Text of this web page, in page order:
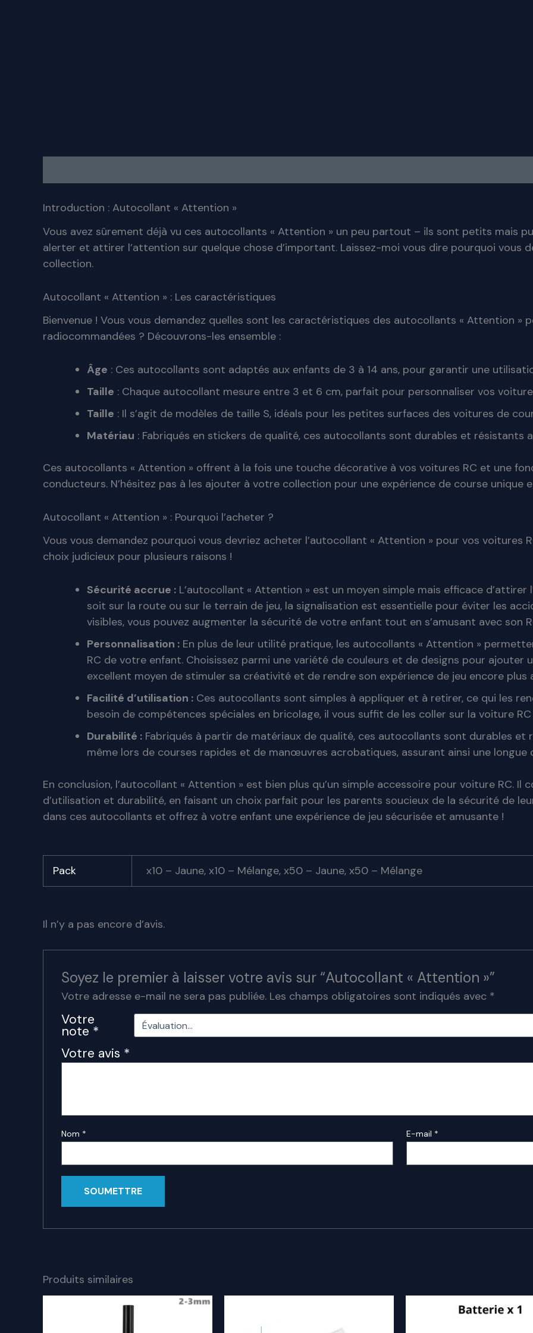
Introduction : Autocollant « Attention »
Vous avez sûrement déjà vu ces autocollants « Attention » un peu partout – ils sont petits mais
alerter et attirer l’attention sur quelque chose d’important. Laissez-moi vous dire pourquoi vous
collection.
Autocollant « Attention » : Les caractéristiques
Bienvenue ! Vous vous demandez quelles sont les caractéristiques des autocollants « Attention »
radiocommandées ? Découvrons-les ensemble :
Âge : Ces autocollants sont adaptés aux enfants de 3 à 14 ans, pour garantir une
Taille : Chaque autocollant mesure entre 3 et 6 cm, parfait pour personnaliser vos
Taille : Il s’agit de modèles de taille S, idéals pour les petites surfaces des voitures de
Matériau : Fabriqués en stickers de qualité, ces autocollants sont durables et résistants
Ces autocollants « Attention » offrent à la fois une touche décorative à vos voitures RC et une
conducteurs. N’hésitez pas à les ajouter à votre collection pour une expérience de course unique
Autocollant « Attention » : Pourquoi l’acheter ?
Vous vous demandez pourquoi vous devriez acheter l’autocollant « Attention » pour vos voitures
choix judicieux pour plusieurs raisons !
Sécurité accrue : L’autocollant « Attention » est un moyen simple mais efficace
soit sur la route ou sur le terrain de jeu, la signalisation est essentielle pour éviter les
visibles, vous pouvez augmenter la sécurité de votre enfant tout en s’amusant avec son
Personnalisation : En plus de leur utilité pratique, les autocollants « Attention »
RC de votre enfant. Choisissez parmi une variété de couleurs et de designs pour ajouter
excellent moyen de stimuler sa créativité et de rendre son expérience de jeu encore plus
Facilité d’utilisation : Ces autocollants sont simples à appliquer et à retirer, ce qui les
besoin de compétences spéciales en bricolage, il vous suffit de les coller sur la voiture
Durabilité : Fabriqués à partir de matériaux de qualité, ces autocollants sont durables et
même lors de courses rapides et de manœuvres acrobatiques, assurant ainsi une longue
En conclusion, l’autocollant « Attention » est bien plus qu’un simple accessoire pour voiture RC.
d’utilisation et durabilité, en faisant un choix parfait pour les parents soucieux de la sécurité de
dans ces autocollants et offrez à votre enfant une expérience de jeu sécurisée et amusante !
Pack x10 – Jaune, x10 – Mélange, x50 – Jaune, x50 – Mélange
Il n’y a pas encore d’avis.
Soyez le premier à laisser votre avis sur “Autocollant « Attention »”
Votre adresse e-mail ne sera pas publiée. Les champs obligatoires sont indiqués avec *
Votre
note *
Votre avis *
Nom * E-mail *
Produits similaires